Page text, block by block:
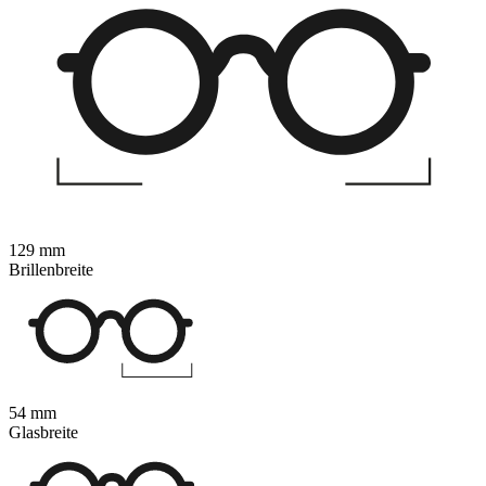
129 mm
Brillenbreite
54 mm
Glasbreite